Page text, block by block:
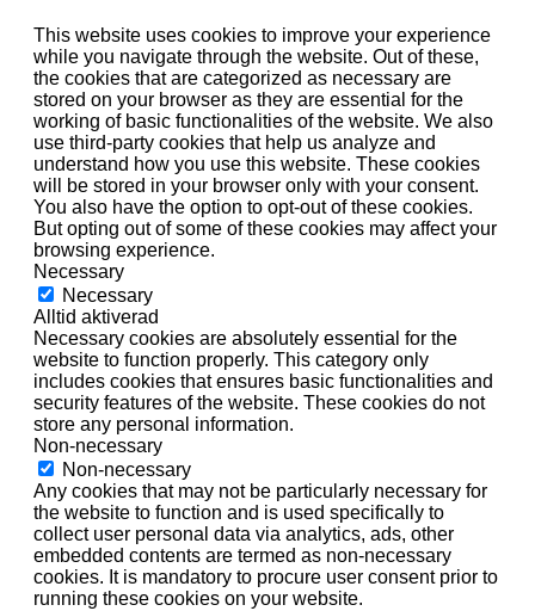
This website uses cookies to improve your experience
while you navigate through the website. Out of these,
the cookies that are categorized as necessary are
stored on your browser as they are essential for the
working of basic functionalities of the website. We also
use third-party cookies that help us analyze and
understand how you use this website. These cookies
will be stored in your browser only with your consent.
You also have the option to opt-out of these cookies.
But opting out of some of these cookies may affect your
browsing experience.
Necessary
Necessary
Alltid aktiverad
Necessary cookies are absolutely essential for the
website to function properly. This category only
includes cookies that ensures basic functionalities and
security features of the website. These cookies do not
store any personal information.
Non-necessary
Non-necessary
Any cookies that may not be particularly necessary for
the website to function and is used specifically to
collect user personal data via analytics, ads, other
embedded contents are termed as non-necessary
cookies. It is mandatory to procure user consent prior to
running these cookies on your website.